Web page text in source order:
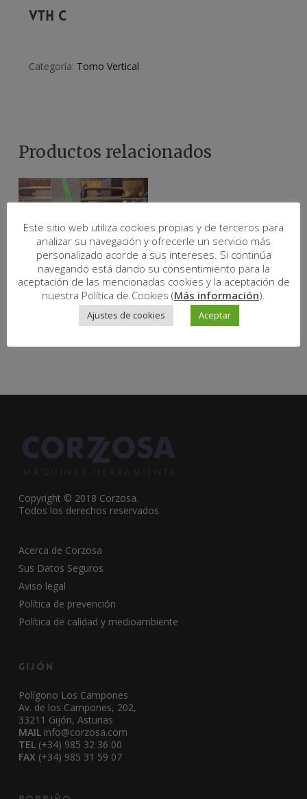
VTH C
Categoría: Tomo Vertical
Productos relacionados
Leer Más
Copyright © 2018 Corzosa.
Todos los derechos reservados.
Acerca de Corzosa
Sus Datos Seguros
Aviso legal
Política de prevención
Política de calidad y medioambiente
Gijón
Polígono Los Campones
Av. de los Campones, 202,
33211 Gijón, Asturias
MAIL info@corzosa.com
TEL (+34) 985 32 36 00
FAX(+34) 985 31 59 07
Este sitio web utiliza cookies propias y de terceros para
analizar su navegación y ofrecerle un servicio más
personalizado acorde a sus intereses. Si continúa
navegando está dando su consentimiento para la
aceptación de las mencionadas cookies y la aceptación de
nuestra Política de Cookies (Más información).
Ajustes de cookies Aceptar